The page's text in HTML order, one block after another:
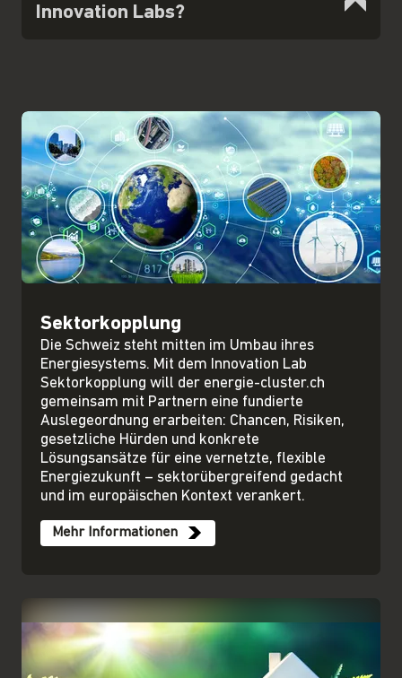
Innovation Labs?
Sektorkopplung
Die Schweiz steht mitten im Umbau ihres
Energiesystems. Mit dem Innovation Lab
Sektorkopplung will der energie-cluster.ch
gemeinsam mit Partnern eine fundierte
Auslegeordnung erarbeiten: Chancen, Risiken,
gesetzliche Hürden und konkrete
Lösungsansätze für eine vernetzte, flexible
Energiezukunft – sektorübergreifend gedacht
und im europäischen Kontext verankert.
Mehr Informationen